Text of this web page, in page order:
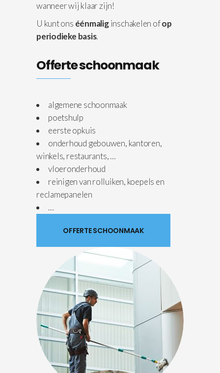
wanneer wij klaar zijn!
U kunt ons éénmaliginschakelen ofop
periodieke basis.
Offerte schoonmaak
algemene schoonmaak
poetshulp
eerste opkuis
onderhoud gebouwen, kantoren,
winkels, restaurants, …
vloeronderhoud
reinigen van rolluiken, koepels en
reclamepanelen
…
OFFERTE SCHOONMAAK